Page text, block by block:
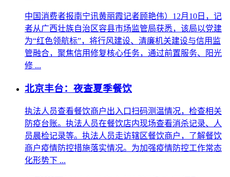
中国消费者报南宁讯黄丽霞记者顾艳伟）12月10日，记
者从广西壮族自治区容县市场监管局获悉，该局以党建
为“红色领航标”，将行风建设、清廉机关建设与信用监
管融合，聚焦信用修复核心任务，通过前置服务、阳光
修 ...
北京丰台：夜查夏季餐饮
执法人员查看餐饮商户出入口扫码测温情况，检查相关
防疫台账。执法人员在餐饮店内现场查看消杀记录、人
员晨检记录等。执法人员走访辖区餐饮商户，了解餐饮
商户疫情防控措施落实情况。为加强疫情防控工作常态
化形势下 ...